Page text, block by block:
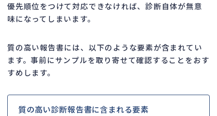
優先順位をつけて対応できなければ、診断自体が無意
味になってしまいます。
質の高い報告書には、以下のような要素が含まれてい
ます。事前にサンプルを取り寄せて確認することをおす
すめします。
質の高い診断報告書に含まれる要素